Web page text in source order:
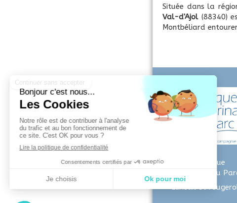
Située dans la
Val-d'Ajol(88340)
Montbéliard
©2022 Clinique
Vétérinaire du
Luxeuil et